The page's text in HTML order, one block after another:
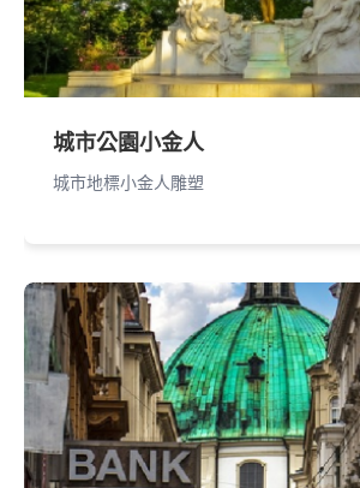
城市公園小金人
城市地標小金人雕塑